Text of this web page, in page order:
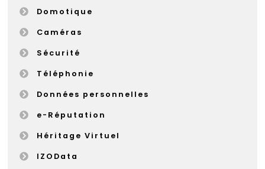
Domotique
Caméras
Sécurité
Téléphonie
Données personnelles
e-Réputation
Héritage Virtuel
IZOData